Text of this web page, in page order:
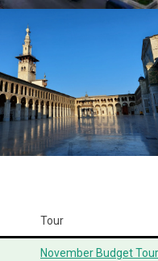
Tour
November Budget Tour